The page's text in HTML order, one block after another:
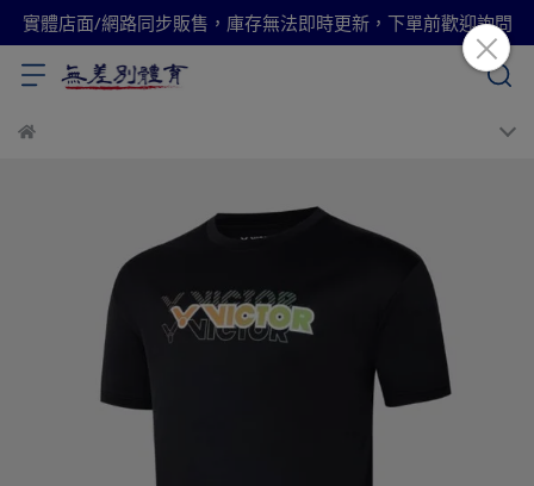
實體店面/網路同步販售，庫存無法即時更新，下單前歡迎詢問